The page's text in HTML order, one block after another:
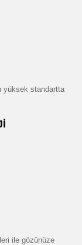
yüksek standartta
ile gözünüze